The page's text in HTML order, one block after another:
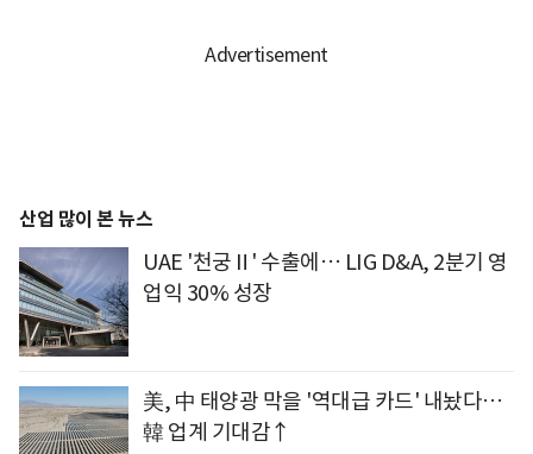
산업 많이 본 뉴스
UAE '천궁Ⅱ' 수출에… LIG D&A, 2분기 영
업익 30% 성장
美, 中 태양광 막을 '역대급 카드' 내놨다…
韓 업계 기대감↑